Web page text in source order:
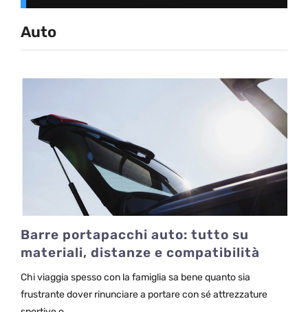
Auto
Barre portapacchi auto: tutto su
materiali, distanze e compatibilità
Chi viaggia spesso con la famiglia sa bene quanto sia
frustrante dover rinunciare a portare con sé attrezzature